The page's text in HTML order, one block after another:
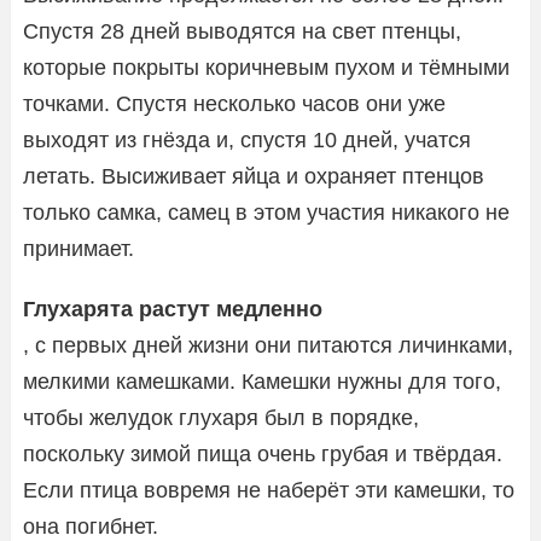
Спустя 28 дней выводятся на свет птенцы,
которые покрыты коричневым пухом и тёмными
точками. Спустя несколько часов они уже
выходят из гнёзда и, спустя 10 дней, учатся
летать. Высиживает яйца и охраняет птенцов
только самка, самец в этом участия никакого не
принимает.
Глухарята растут медленно
, с первых дней жизни они питаются личинками,
мелкими камешками. Камешки нужны для того,
чтобы желудок глухаря был в порядке,
поскольку зимой пища очень грубая и твёрдая.
Если птица вовремя не наберёт эти камешки, то
она погибнет.